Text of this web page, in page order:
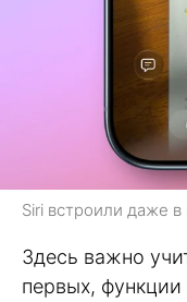
Siri встроили даже
Здесь важно
первых,